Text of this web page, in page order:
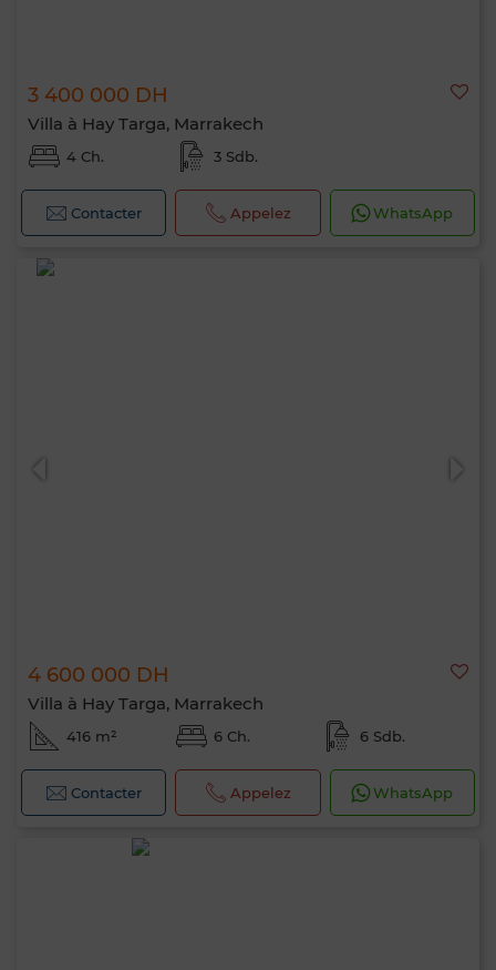
3 400 000 DH
Villa à Hay Targa, Marrakech
4 Ch. 3 Sdb.
Contacter Appelez WhatsApp
4 600 000 DH
Villa à Hay Targa, Marrakech
416 m² 6 Ch. 6 Sdb.
Contacter Appelez WhatsApp